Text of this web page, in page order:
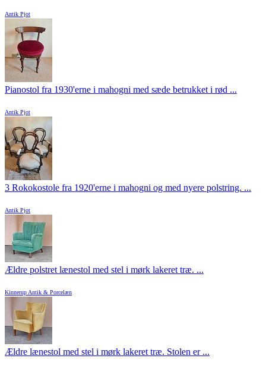
Antik Pjot
Pianostol fra 1930'erne i mahogni med sæde betrukket i rød ...
Antik Pjot
3 Rokokostole fra 1920'erne i mahogni og med nyere polstring. ...
Antik Pjot
Ældre polstret lænestol med stel i mørk lakeret træ. ...
Kinnerup Antik & Porcelæn
Ældre lænestol med stel i mørk lakeret træ. Stolen er ...